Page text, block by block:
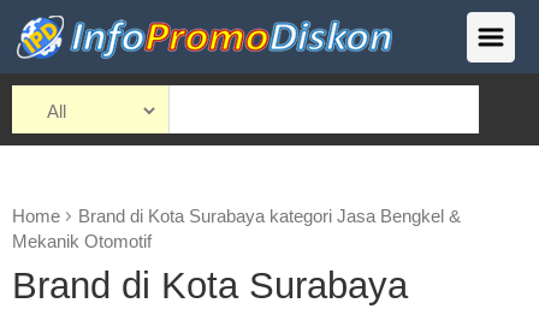
Home
Brand di Kota Surabaya kategori Jasa Bengkel &
Mekanik Otomotif
Brand di Kota Surabaya